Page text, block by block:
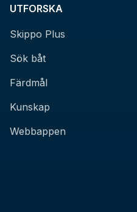
UTFORSKA
Skippo Plus
Sök båt
Färdmål
Kunskap
Webbappen